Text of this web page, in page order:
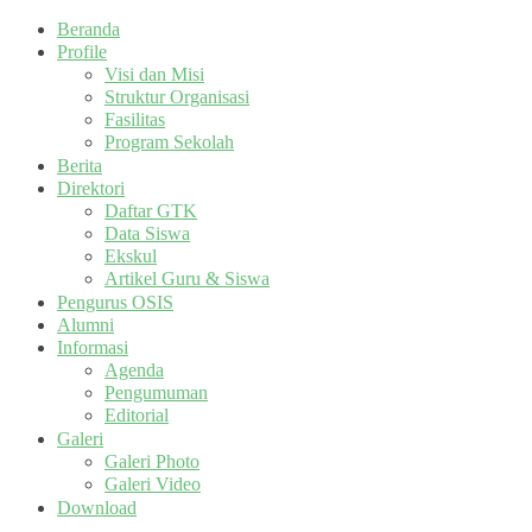
Beranda
Profile
Visi dan Misi
Struktur Organisasi
Fasilitas
Program Sekolah
Berita
Direktori
Daftar GTK
Data Siswa
Ekskul
Artikel Guru & Siswa
Pengurus OSIS
Alumni
Informasi
Agenda
Pengumuman
Editorial
Galeri
Galeri Photo
Galeri Video
Download